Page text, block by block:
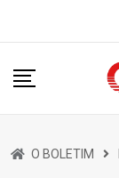
O BOLETIM